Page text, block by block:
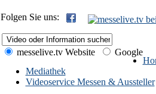
Folgen Sie uns:
messelive.tv Website
Google
Mediathek
Videoservice Messen & Aussteller